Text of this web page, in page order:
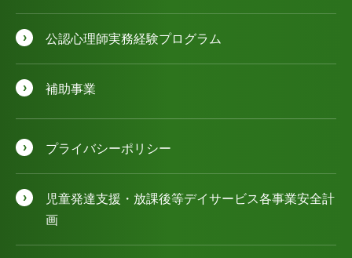
公認⼼理師実務経験プログラム
補助事業
プライバシーポリシー
児童発達⽀援・放課後等デイサービス各事業安全計
画